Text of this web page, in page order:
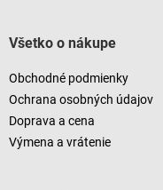
Všetko o nákupe
Obchodné podmienky
Ochrana osobných údajov
Doprava a cena
Výmena a vrátenie